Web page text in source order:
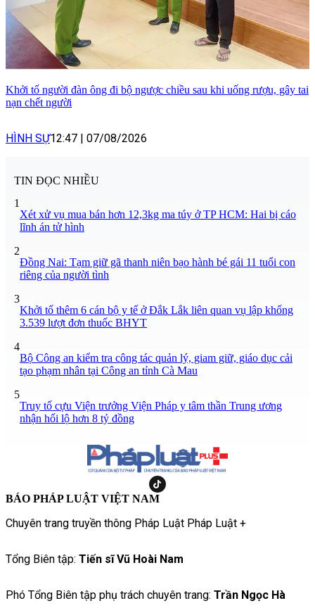
Khởi tố người đàn ông đi bộ ngược chiều sau khi uống rượu, gây tai
nạn chết người
HÌNH SỰ12:47 | 07/08/2026
TIN ĐỌC NHIỀU
1
Xét xử vụ mua bán hơn 12,3kg ma túy ở TP HCM: Hai bị cáo
lĩnh án tử hình
2
Đồng Nai: Tạm giữ gã thanh niên bạo hành bé gái 11 tuổi con
riêng của người tình
3
Khởi tố thêm 6 cán bộ y tế ở Đắk Lắk liên quan vụ lập khống
3.539 lượt đơn thuốc BHYT
4
Bộ Công an kiểm tra công tác quản lý, giam giữ, giáo dục cải
tạo phạm nhân tại Công an tỉnh Cà Mau
5
Truy tố cựu Viện trưởng Viện Pháp y tâm thần Trung ương
nhận hối lộ hơn 8 tỷ đồng
BÁO PHÁP LUẬT VIỆT NAM
Chuyên trang truyền thông Pháp Luật Pháp Luật +
Tổng Biên tập: Tiến sĩ Vũ Hoài Nam
Phó Tổng Biên tập phụ trách chuyên trang: Trần Ngọc Hà